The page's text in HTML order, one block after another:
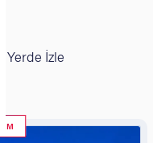
Yerde İzle